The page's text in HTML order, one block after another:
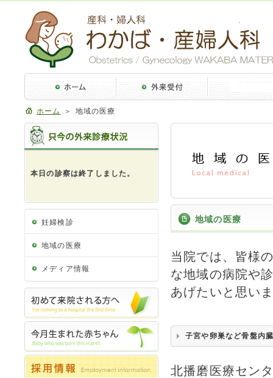
ホーム ＞ 地域の医療
地域の医療
当院では、皆様
な地域の病院や
あげたいと思い
子宮や卵巣など骨盤内
北播磨医療セン
妊婦検診
地域の医療
メディア情報